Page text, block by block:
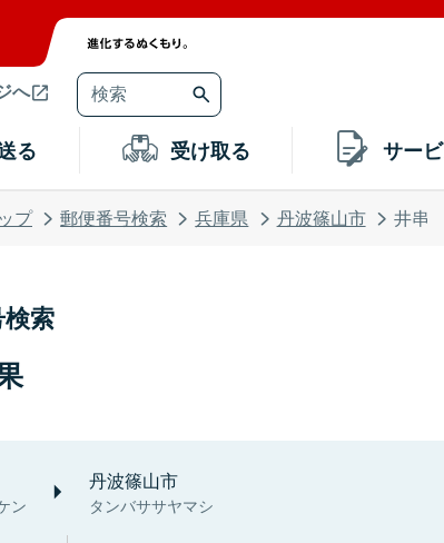
へ
る 受け取る サー
プ 郵便番号検索 兵庫県 丹波篠山市 井串
索
ン
丹波篠山市
タンバササヤマシ